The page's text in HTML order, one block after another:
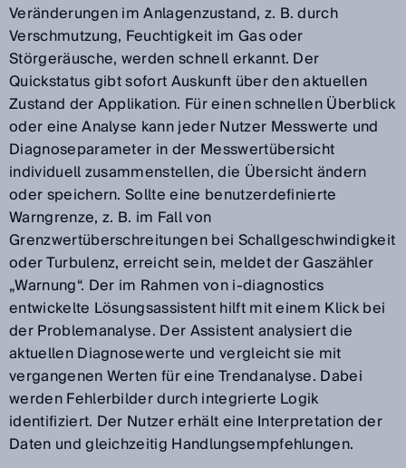
Veränderungen im Anlagenzustand, z. B. durch
Verschmutzung, Feuchtigkeit im Gas oder
Störgeräusche, werden schnell erkannt. Der
Quickstatus gibt sofort Auskunft über den aktuellen
Zustand der Applikation. Für einen schnellen Überblick
oder eine Analyse kann jeder Nutzer Messwerte und
Diagnoseparameter in der Messwertübersicht
individuell zusammenstellen, die Übersicht ändern
oder speichern. Sollte eine benutzerdefinierte
Warngrenze, z. B. im Fall von
Grenzwertüberschreitungen bei Schallgeschwindigkeit
oder Turbulenz, erreicht sein, meldet der Gaszähler
„Warnung“. Der im Rahmen von i-diagnostics
entwickelte Lösungsassistent hilft mit einem Klick bei
der Problemanalyse. Der Assistent analysiert die
aktuellen Diagnosewerte und vergleicht sie mit
vergangenen Werten für eine Trendanalyse. Dabei
werden Fehlerbilder durch integrierte Logik
identifiziert. Der Nutzer erhält eine Interpretation der
Daten und gleichzeitig Handlungsempfehlungen.